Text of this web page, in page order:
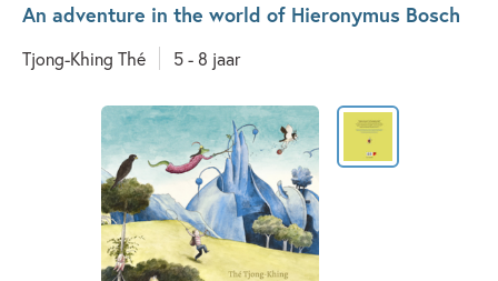
An adventure in the world of Hieronymus Bosch
Tjong-Khing Thé 5 - 8 jaar